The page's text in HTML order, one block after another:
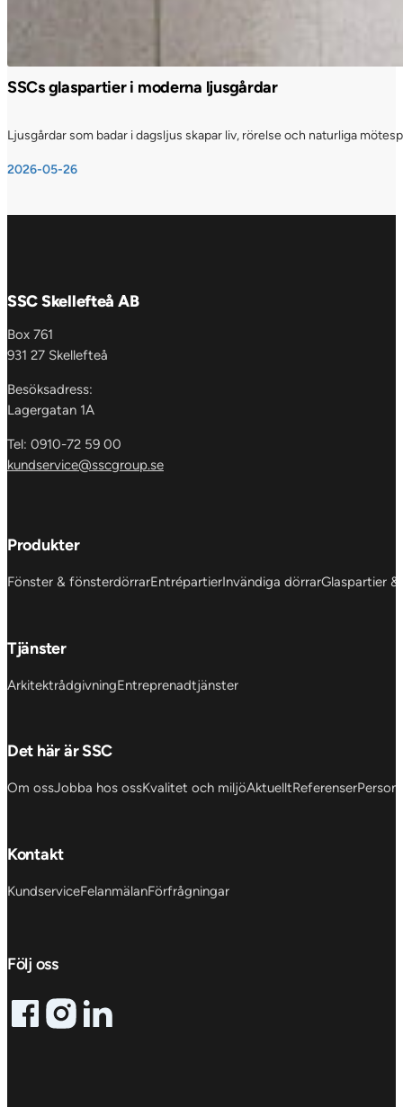
SSCs glaspartier i moderna ljusgårdar
Ljusgårdar som badar i dagsljus skapar liv, rörelse och naturliga
2026-05-26
SSC Skellefteå AB
Box 761
931 27 Skellefteå
Besöksadress:
Lagergatan 1A
Tel: 0910-72 59 00
kundservice@sscgroup.se
Produkter
Fönster & fönsterdörrarEntrépartierInvändiga dörrarGlaspartier
Tjänster
ArkitektrådgivningEntreprenadtjänster
Det här är SSC
Om ossJobba hos ossKvalitet och miljöAktuelltReferenser
Kontakt
KundserviceFelanmälanFörfrågningar
Följ oss
Follow me on Facebook
Follow me on X